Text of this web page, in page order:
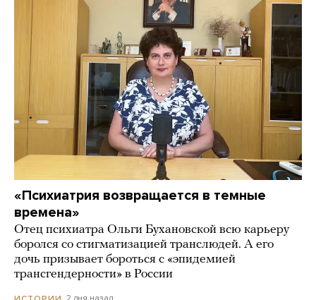
«Психиатрия возвращается в темные
времена»
Отец психиатра Ольги Бухановской всю карьеру
боролся со стигматизацией транслюдей. А его
дочь призывает бороться с «эпидемией
трансгендерности» в России